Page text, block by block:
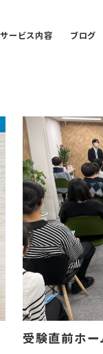
サービス内容 ブログ
受験直前ホー